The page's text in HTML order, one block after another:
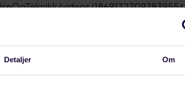
Detaljer Om
videos/1869132709783955/
har opplevd reallønnsnedgang